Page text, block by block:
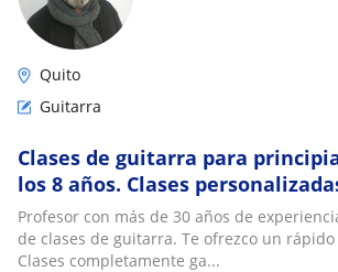
Quito
Guitarra
Clases de guitarra para
los 8 años. Clases
30 años de experiencia…
Profesor con más de 30 años de
de clases de guitarra. Te ofrezco un
Clases completamente ga...